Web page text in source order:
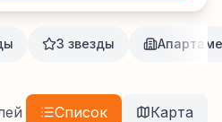
3 звезды
Список Карта